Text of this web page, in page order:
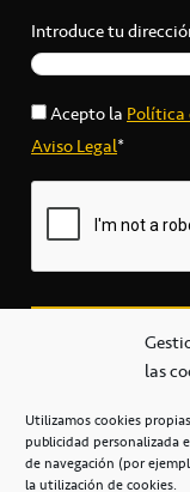
las
Utilizamos cookies
publicidad personalizada
de navegación (por
la utilización de cookies.
Introduce tu
Acepto laPolítica
Aviso Legal*
+34